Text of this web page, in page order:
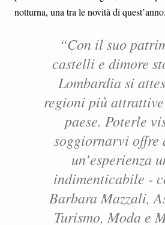
notturna, una tra le novità di quest’anno.
“Con il suo
castelli e dimore
Lombardia si
regioni più
paese. Poterle
soggiornarvi offre
un’esperienza
indimenticabile -
Barbara Mazzali,
Turismo, Moda e